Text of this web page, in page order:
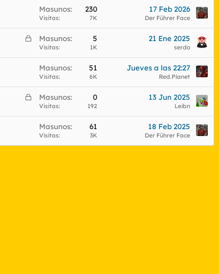
Masunos 230
Visitas 7K
17 Feb 2026
Der Führer Face
C
r
d
o
Masunos 5
Visitas 1K
21 Ene 2025
serdo
Masunos 51
Visitas 6K
Jueves a las 22:27
Red.Planet
C
r
d
Masunos 0
Visitas 192
13 Jun 2025
Leibn
Masunos 61
Visitas 3K
18 Feb 2025
Der Führer Face